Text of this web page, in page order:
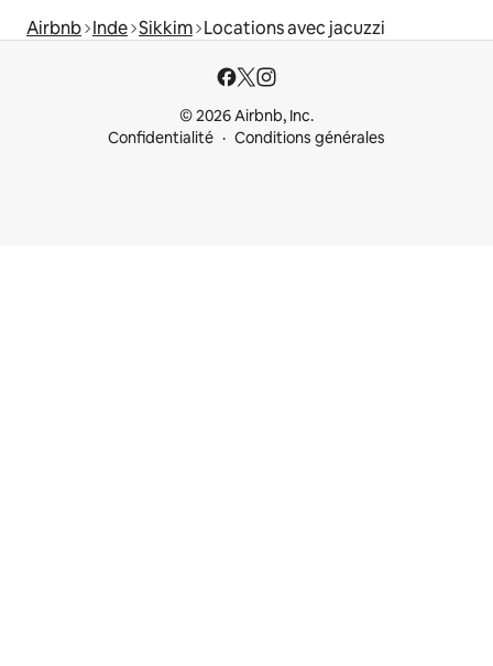
Airbnb Inde Sikkim Locations avec jacuzzi
© 2026 Airbnb, Inc.
Confidentialité
Conditions générales